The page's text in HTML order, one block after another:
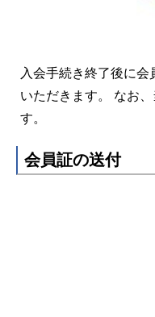
入会手続き終了後に会
いただきます。 なお
す。
会員証の送付